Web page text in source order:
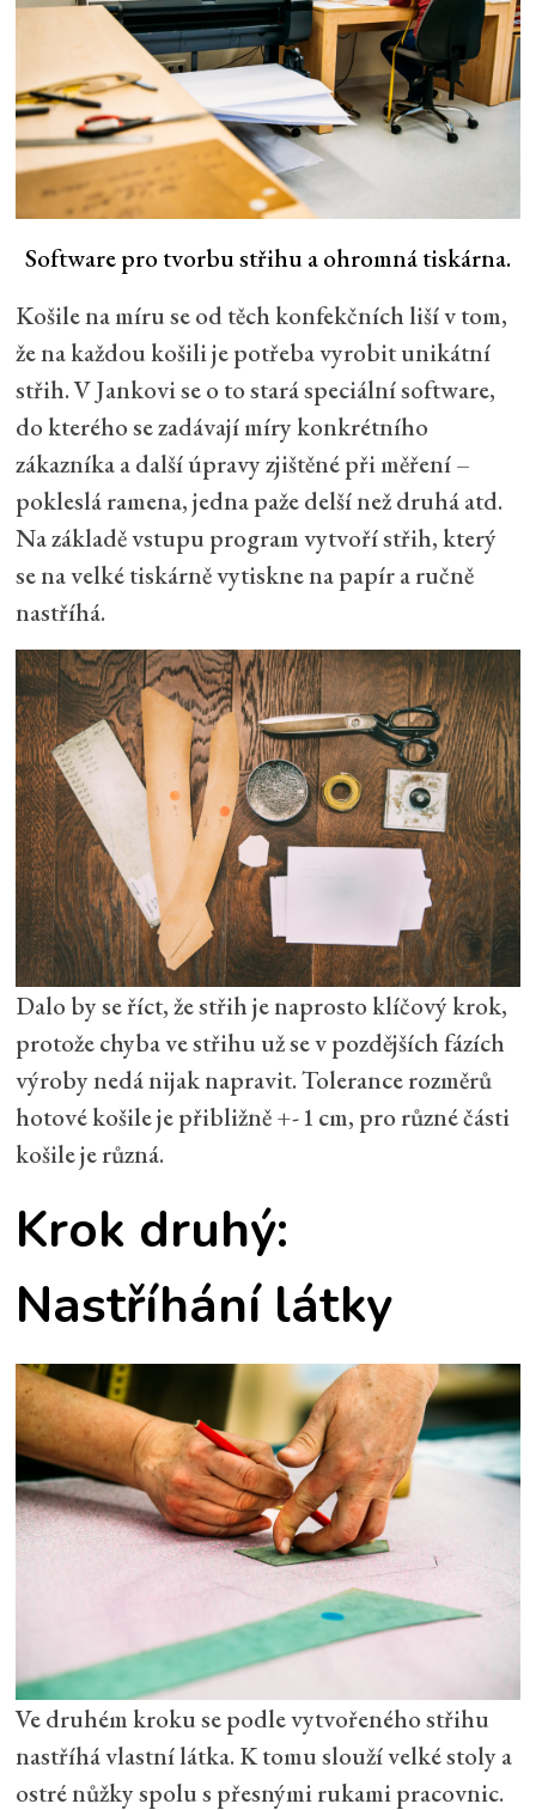
Software pro tvorbu střihu a ohromná tiskárna.
Košile na míru se od těch konfekčních liší v tom,
že na každou košili je potřeba vyrobit unikátní
střih. V Jankovi se o to stará speciální software,
do kterého se zadávají míry konkrétního
zákazníka a další úpravy zjištěné při měření –
pokleslá ramena, jedna paže delší než druhá atd.
Na základě vstupu program vytvoří střih, který
se na velké tiskárně vytiskne na papír a ručně
nastříhá.
Dalo by se říct, že střih je naprosto klíčový krok,
protože chyba ve střihu už se v pozdějších fázích
výroby nedá nijak napravit. Tolerance rozměrů
hotové košile je přibližně +- 1 cm, pro různé části
košile je různá.
Krok druhý:
Nastříhání látky
Ve druhém kroku se podle vytvořeného střihu
nastříhá vlastní látka. K tomu slouží velké stoly a
ostré nůžky spolu s přesnými rukami pracovnic.